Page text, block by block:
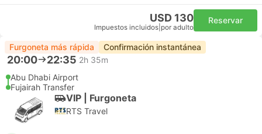
USD 130
Impuestos incluidos por adulto
Reservar
Furgoneta más rápida Confirmación instantánea
20:00 22:35 2h 35m
Abu Dhabi Airport
Fujairah Transfer
VIP | Furgoneta
RTS Travel